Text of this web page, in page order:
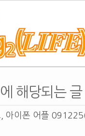
해당되는
, 아이폰 어플